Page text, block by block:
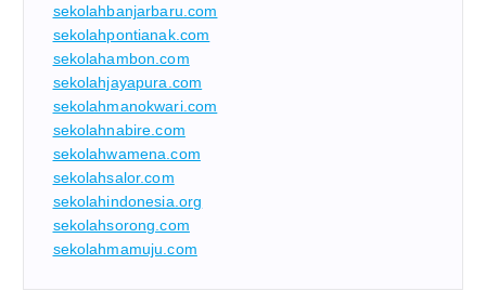
sekolahbanjarbaru.com
sekolahpontianak.com
sekolahambon.com
sekolahjayapura.com
sekolahmanokwari.com
sekolahnabire.com
sekolahwamena.com
sekolahsalor.com
sekolahindonesia.org
sekolahsorong.com
sekolahmamuju.com